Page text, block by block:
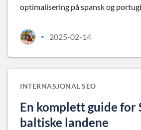
optimalisering på spansk og
• 2025-02-14
INTERNASJONAL SEO
En komplett guide for
baltiske landene